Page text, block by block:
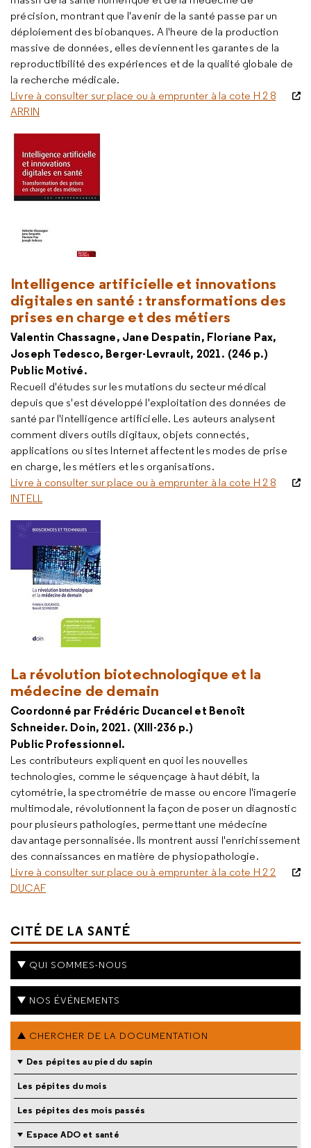
précision, montrant que l'avenir de la santé passe par un
déploiement des biobanques. A l'heure de la production
massive de données, elles deviennent les garantes de la
reproductibilité des expériences et de la qualité globale de
la recherche médicale.
Livre à consulter sur place ou à emprunter à la cote H 2 8
ARRIN
Intelligence artificielle et innovations
digitales en santé : transformations des
prises en charge et des métiers
Valentin Chassagne, Jane Despatin, Floriane Pax,
Joseph Tedesco, Berger-Levrault, 2021. (246 p.)
Public Motivé.
Recueil d'études sur les mutations du secteur médical
depuis que s'est développé l'exploitation des données de
santé par l'intelligence artificielle. Les auteurs analysent
comment divers outils digitaux, objets connectés,
applications ou sites Internet affectent les modes de prise
en charge, les métiers et les organisations.
Livre à consulter sur place ou à emprunter à la cote H 2 8
INTELL
La révolution biotechnologique et la
médecine de demain
Coordonné par Frédéric Ducancel et Benoît
Schneider. Doin, 2021. (XIII-236 p.)
Public Professionnel.
Les contributeurs expliquent en quoi les nouvelles
technologies, comme le séquençage à haut débit, la
cytométrie, la spectrométrie de masse ou encore l'imagerie
multimodale, révolutionnent la façon de poser un diagnostic
pour plusieurs pathologies, permettant une médecine
davantage personnalisée. Ils montrent aussi l'enrichissement
des connaissances en matière de physiopathologie.
Livre à consulter sur place ou à emprunter à la cote H 2 2
DUCAF
CITÉ DE LA SANTÉ
QUI SOMMES-NOUS
NOS ÉVÉNEMENTS
CHERCHER DE LA DOCUMENTATION
Des pépites au pied du sapin
Les pépites du mois
Les pépites des mois passés
Espace ADO et santé